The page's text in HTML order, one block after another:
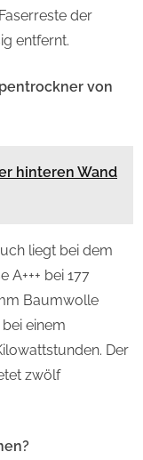
der
entfernt.
von
hinteren Wand
liegt bei dem
A+++ bei 177
Baumwolle
einem
Der
zwölf